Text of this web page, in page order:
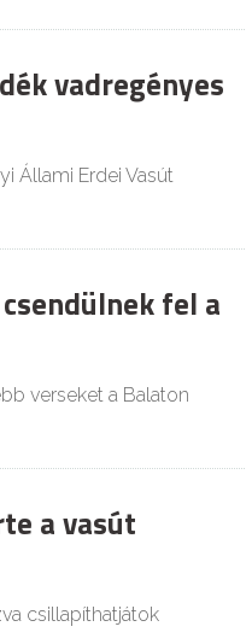
vadregényes
Állami Erdei Vasút
fel a
verseket a Balaton
a vasút
csillapíthatjátok